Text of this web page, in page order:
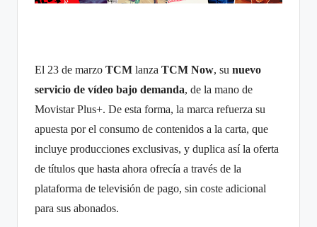
El 23 de marzo TCM lanza TCM Now, su nuevo
servicio de vídeo bajo demanda, de la mano de
Movistar Plus+. De esta forma, la marca refuerza su
apuesta por el consumo de contenidos a la carta, que
incluye producciones exclusivas, y duplica así la oferta
de títulos que hasta ahora ofrecía a través de la
plataforma de televisión de pago, sin coste adicional
para sus abonados.